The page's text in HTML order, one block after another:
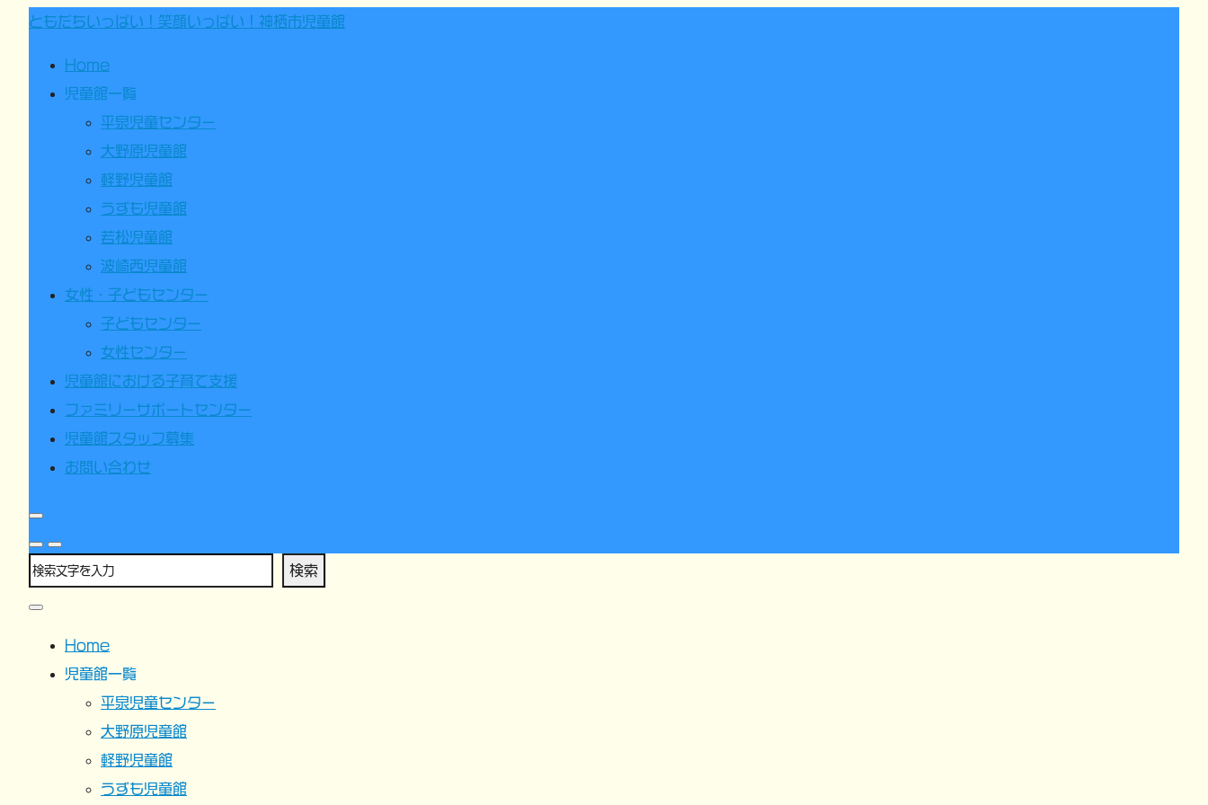
ともだちいっぱい！笑顔いっぱい！神栖市児童館
Home
児童館一覧
平泉児童センター
大野原児童館
軽野児童館
うずも児童館
若松児童館
波崎西児童館
女性・子どもセンター
子どもセンター
女性センター
児童館における子育て支援
ファミリーサポートセンター
児童館スタッフ募集
お問い合わせ
検索
Home
児童館一覧
平泉児童センター
大野原児童館
軽野児童館
うずも児童館